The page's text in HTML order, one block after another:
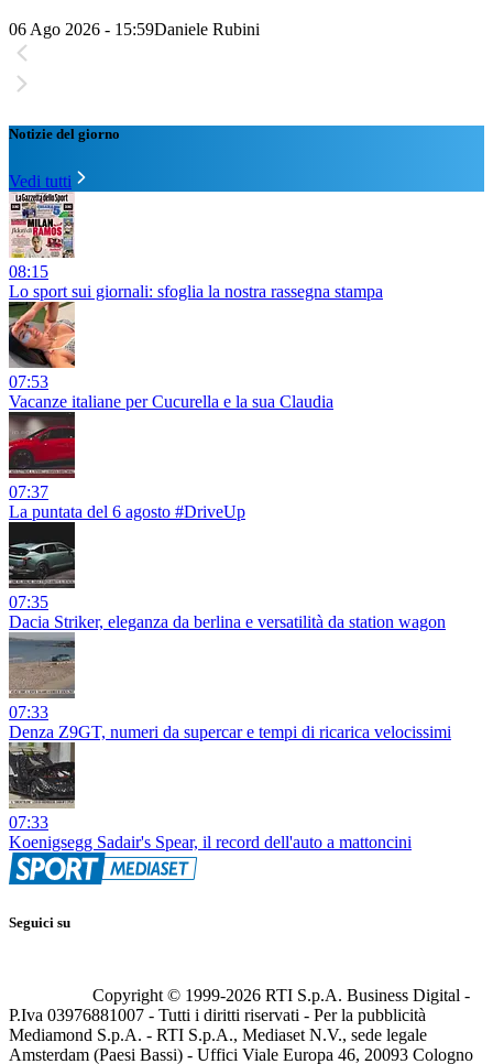
06 Ago 2026 - 15:59Daniele Rubini
Notizie del giorno
Vedi tutti
08:15
Lo sport sui giornali: sfoglia la nostra rassegna stampa
07:53
Vacanze italiane per Cucurella e la sua Claudia
07:37
La puntata del 6 agosto #DriveUp
07:35
Dacia Striker, eleganza da berlina e versatilità da station wagon
07:33
Denza Z9GT, numeri da supercar e tempi di ricarica velocissimi
07:33
Koenigsegg Sadair's Spear, il record dell'auto a mattoncini
Seguici su
Copyright © 1999-2026 RTI S.p.A. Business Digital -
P.Iva 03976881007 - Tutti i diritti riservati - Per la pubblicità
Mediamond S.p.A. - RTI S.p.A., Mediaset N.V., sede legale
Amsterdam (Paesi Bassi) - Uffici Viale Europa 46, 20093 Cologno